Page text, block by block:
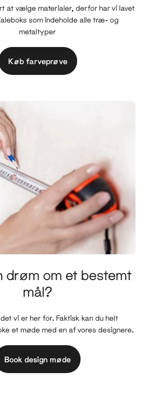
at vælge materialer, derfor har vi lavet
som indeholde alle træ- og
metaltyper
Køb farveprøve
drøm om et bestemt
mål?
vi er her for. Faktisk kan du helt
et møde med en af vores designere.
Book design møde